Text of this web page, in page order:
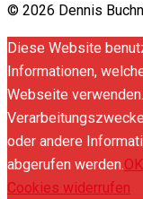
© 2026 Dennis
Diese Website
Informationen,
Webseite
oder andere
abgerufen werden.OK
Cookies widerrufen